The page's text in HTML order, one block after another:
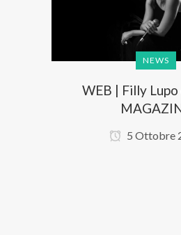
NEWS
WEB | Filly Lupo
5 Ottobre